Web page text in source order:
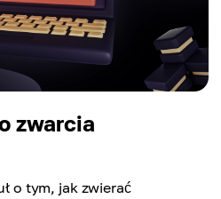
zwarcia
o tym, jak zwierać